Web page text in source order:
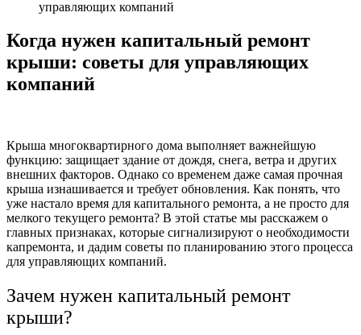
управляющих компаний
Когда нужен капитальный ремонт
крыши: советы для управляющих
компаний
Крыша многоквартирного дома выполняет важнейшую
функцию: защищает здание от дождя, снега, ветра и других
внешних факторов. Однако со временем даже самая прочная
крыша изнашивается и требует обновления. Как понять, что
уже настало время для капитального ремонта, а не просто для
мелкого текущего ремонта? В этой статье мы расскажем о
главных признаках, которые сигнализируют о необходимости
капремонта, и дадим советы по планированию этого процесса
для управляющих компаний.
Зачем нужен капитальный ремонт
крыши?